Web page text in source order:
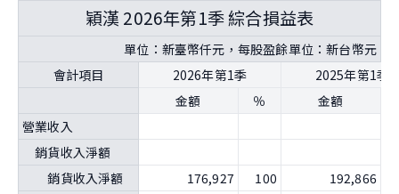
穎漢 2026年第1季 綜合損益表
單位：新臺幣仟元，每股盈餘單位：新台幣元
會計項目
營業收入
銷貨收入淨額
銷貨收入淨額
2026年第1季
2025年第1季
金額
％ 金額
176,927 100 192,866